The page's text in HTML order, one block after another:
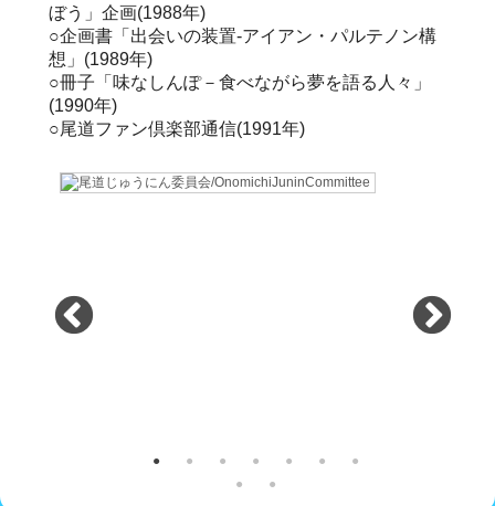
ぼう」企画(1988年)
○企画書「出会いの装置-アイアン・パルテノン構
想」(1989年)
○冊子「味なしんぽ－食べながら夢を語る人々」
(1990年)
○尾道ファン倶楽部通信(1991年)